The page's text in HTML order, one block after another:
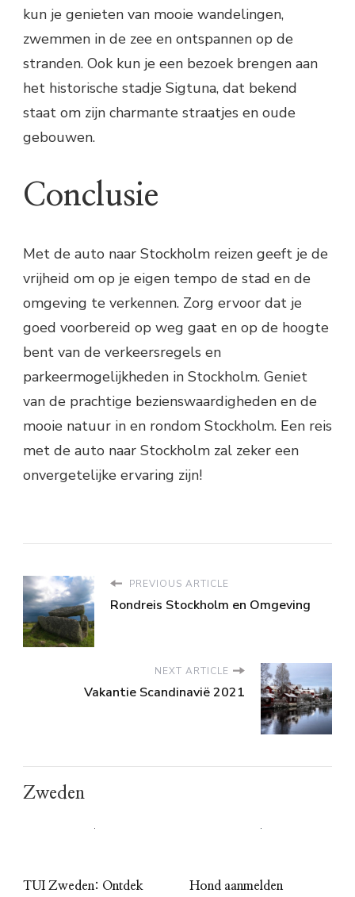
kun je genieten van mooie wandelingen,
zwemmen in de zee en ontspannen op de
stranden. Ook kun je een bezoek brengen aan
het historische stadje Sigtuna, dat bekend
staat om zijn charmante straatjes en oude
gebouwen.
Conclusie
Met de auto naar Stockholm reizen geeft je de
vrijheid om op je eigen tempo de stad en de
omgeving te verkennen. Zorg ervoor dat je
goed voorbereid op weg gaat en op de hoogte
bent van de verkeersregels en
parkeermogelijkheden in Stockholm. Geniet
van de prachtige bezienswaardigheden en de
mooie natuur in en rondom Stockholm. Een reis
met de auto naar Stockholm zal zeker een
onvergetelijke ervaring zijn!
PREVIOUS ARTICLE
Rondreis Stockholm en Omgeving
NEXT ARTICLE
Vakantie Scandinavië 2021
Zweden
TUI Zweden: Ontdek
Hond aanmelden